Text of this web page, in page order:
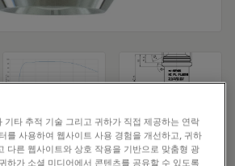
HC PL FLUOTAR
기타 추적 기술 그리고 귀하가 직접 제공하는 연락
를 사용하여 웹사이트 사용 경험을 개선하고, 귀하
다른 웹사이트와 상호 작용을 기반으로 맞춤형 광
하가 소셜 미디어에서 콘텐츠를 공유할 수 있도록